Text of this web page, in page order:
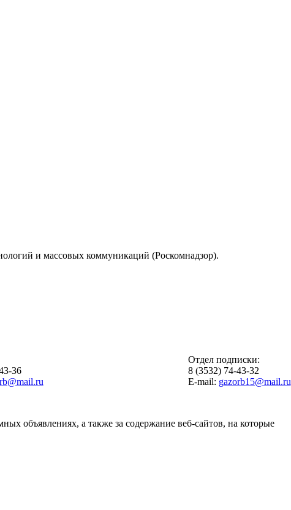
и массовых коммуникаций (Роскомнадзор).
36
Отдел подписки:
8 (3532) 74-43-32
E-mail: gazorb15@mail.ru
объявлениях, а также за содержание веб-сайтов, на которые